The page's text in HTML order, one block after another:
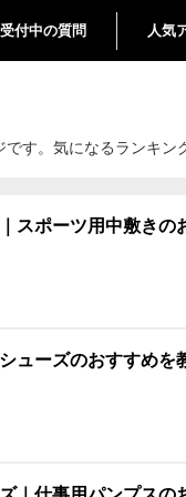
受付中の質問 人気
す。気になるランキン
スポーツ用中敷きの
ューズのおすすめを